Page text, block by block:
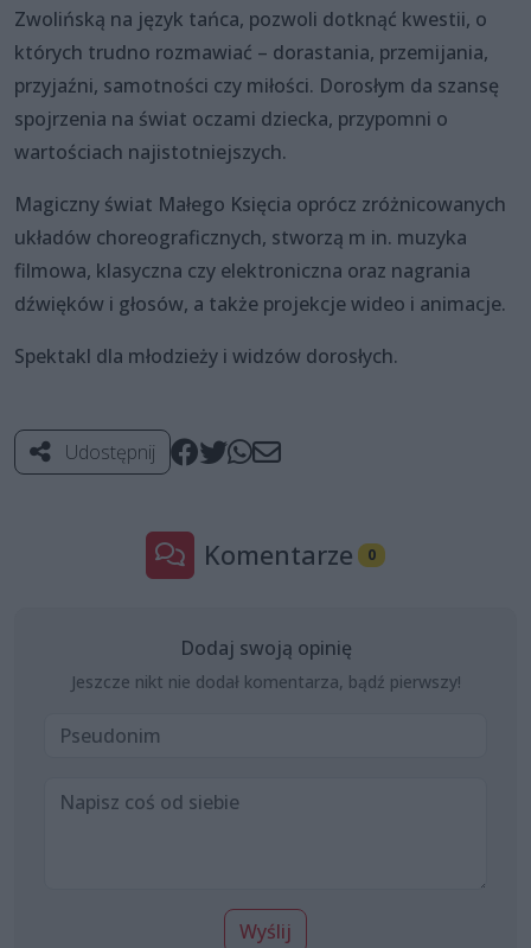
Zwolińską na język tańca, pozwoli dotknąć kwestii, o
których trudno rozmawiać – dorastania, przemijania,
przyjaźni, samotności czy miłości. Dorosłym da szansę
spojrzenia na świat oczami dziecka, przypomni o
wartościach najistotniejszych.
Magiczny świat Małego Księcia oprócz zróżnicowanych
układów choreograficznych, stworzą m in. muzyka
filmowa, klasyczna czy elektroniczna oraz nagrania
dźwięków i głosów, a także projekcje wideo i animacje.
Spektakl dla młodzieży i widzów dorosłych.
Udostępnij
Komentarze 0
Dodaj swoją opinię
Jeszcze nikt nie dodał komentarza, bądź pierwszy!
Wyślij